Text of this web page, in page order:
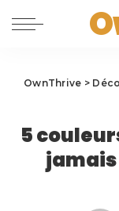
OwnThrive >
5